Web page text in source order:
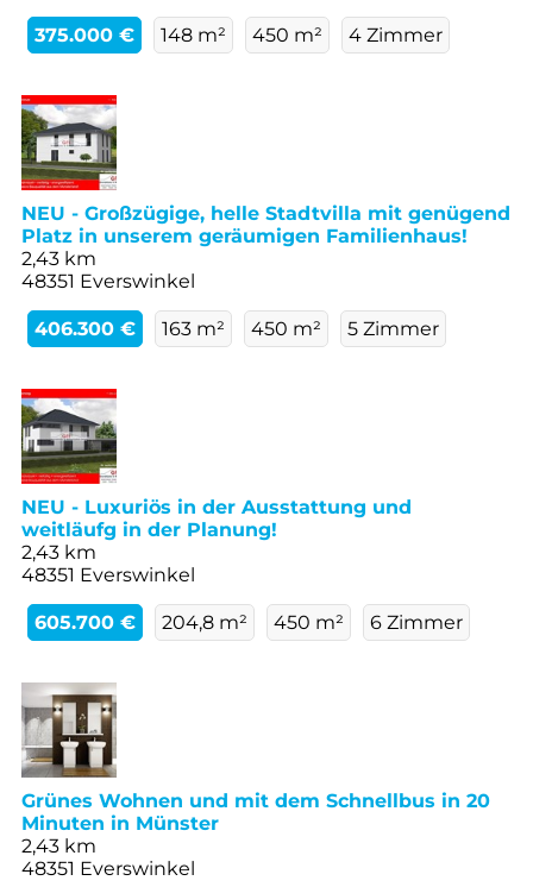
375.000 € 148 m² 450 m² 4 Zimmer
NEU - Großzügige, helle Stadtvilla mit genügend
Platz in unserem geräumigen Familienhaus!
2,43 km
48351 Everswinkel
406.300 € 163 m² 450 m² 5 Zimmer
NEU - Luxuriös in der Ausstattung und
weitläufg in der Planung!
2,43 km
48351 Everswinkel
605.700 € 204,8 m² 450 m² 6 Zimmer
Grünes Wohnen und mit dem Schnellbus in 20
Minuten in Münster
2,43 km
48351 Everswinkel